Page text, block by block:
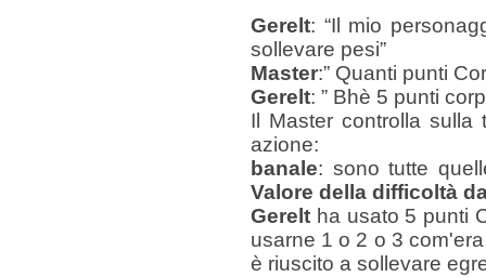
Gerelt: “Il mio
sollevare pesi”
Master:” Quanti punti
Gerelt: ” Bhè 5 punti
Il Master controlla
azione:
banale: sono tutte
Valore della difficoltà
Gerelt ha usato 5 punti
usarne 1 o 2 o 3
è riuscito a sollevare